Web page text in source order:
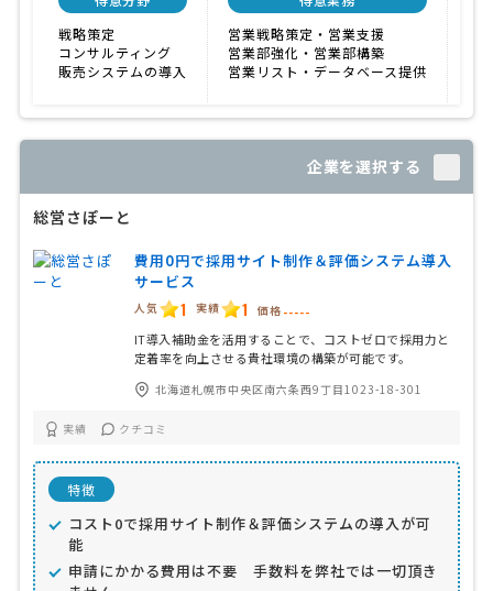
戦略策定
コンサルティング
販売システムの導入
営業戦略策定・営業支援
営業部強化・営業部構築
営業リスト・データベース提供
企業を選択する
総営さぽーと
費用0円で採用サイト制作＆評価システム導入
サービス
人気 1 実績 1 価格 -----
IT導入補助金を活用することで、コストゼロで採用力と
定着率を向上させる貴社環境の構築が可能です。
北海道札幌市中央区南六条西9丁目1023-18-301
実績 クチコミ
特徴
コスト0で採用サイト制作＆評価システムの導入が可
能
申請にかかる費用は不要 手数料を弊社では一切頂き